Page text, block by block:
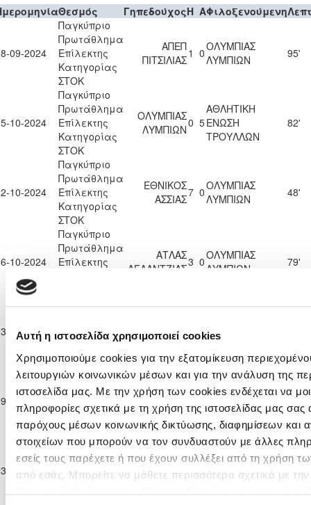
Αυτή η ιστοσελίδα χρησιμοποιεί cookies
Χρησιμοποιούμε cookies για την εξατομίκευση
λειτουργιών κοινωνικών μέσων και για την ανάλυση της
ιστοσελίδα μας. Με την χρήση των cookies ενδέχεται να
πληροφορίες σχετικά με τη χρήση της ιστοσελίδας μας
παρόχους μέσων κοινωνικής δικτύωσης, διαφημίσεων και
στοιχείων που μπορούν να τον συνδυαστούν με άλλες
εσείς τους παρέχετε ή που έχουν συλλέξει από τη χρήση
από εσάς. Μπορείτε να μάθετε περισσότερα σχετικά με
Θεσμός ΓηπεδούχοςH AΦιλοξενούμενη
09-2024
Παγκύπριο
Πρωτάθλημα
Επίλεκτης
Κατηγορίας
ΣΤΟΚ
ΑΠΕΠ
ΠΙΤΣΙΛΙΑΣ1 0ΟΛΥΜΠΙΑΣ
ΛΥΜΠΙΩΝ
95'
10-2024
Παγκύπριο
Πρωτάθλημα
Επίλεκτης
Κατηγορίας
ΣΤΟΚ
ΟΛΥΜΠΙΑΣ
ΛΥΜΠΙΩΝ0 5
ΑΘΛΗΤΙΚΗ
ΕΝΩΣΗ
ΤΡΟΥΛΛΩΝ
82'
10-2024
Παγκύπριο
Πρωτάθλημα
Επίλεκτης
Κατηγορίας
ΣΤΟΚ
ΕΘΝΙΚΟΣ
ΑΣΣΙΑΣ7 0ΟΛΥΜΠΙΑΣ
ΛΥΜΠΙΩΝ
48'
10-2024
Παγκύπριο
Πρωτάθλημα
Επίλεκτης
ΑΤΛΑΣ
ΑΓΛΑΝΤΖΙΑΣ3 0ΟΛΥΜΠΙΑΣ
ΛΥΜΠΙΩΝ
79'
11-2024
Παγκύπριο
Επίλεκτης
Κατηγορίας
ΣΤΟΚ
ΛΥΜΠΙΩΝ 0 4ΘΟΙ ΠΥΡΓΟΥ
11-2024
Παγκύπριο
Πρωτάθλημα
Επίλεκτης
Κατηγορίας
ΣΤΟΚ
ΞΥΛΟΦΑΓΟΥ
F.C.
ΟΛΥΜΠΙΑΣ
ΛΥΜΠΙΩΝ
95'
11-2024
Παγκύπριο
Πρωτάθλημα
Επίλεκτης
Κατηγορίας
ΑΕΚ
ΚΟΡΑΚΟΥ 4 0ΟΛΥΜΠΙΑΣ
ΛΥΜΠΙΩΝ
92'